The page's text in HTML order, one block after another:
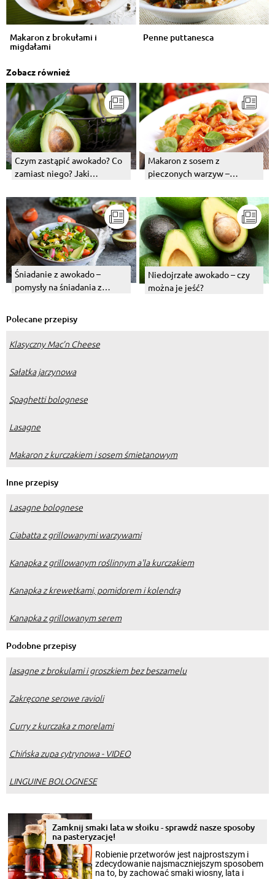
Makaron z brokułami i
migdałami
Penne puttanesca
Zobacz również
Czym zastąpić awokado? Co
zamiast niego? Jaki
Makaron z sosem z
pieczonych warzyw –
sos?
Śniadanie z awokado –
pomysły na śniadania z
Niedojrzałe awokado – czy
można je jeść?
Polecane przepisy
Klasyczny Mac’n Cheese
Sałatka jarzynowa
Spaghetti bolognese
Lasagne
Makaron z kurczakiem i sosem śmietanowym
Inne przepisy
Lasagne bolognese
Ciabatta z grillowanymi warzywami
Kanapka z grillowanym roślinnym a'la kurczakiem
Kanapka z krewetkami, pomidorem i kolendrą
Kanapka z grillowanym serem
Podobne przepisy
lasagne z brokulami i groszkiem bez beszamelu
Zakręcone serowe ravioli
Curry z kurczaka z morelami
Chińska zupa cytrynowa - VIDEO
LINGUINE BOLOGNESE
Zamknij smaki lata w słoiku - sprawdź nasze sposoby
na pasteryzację!
Robienie przetworów jest najprostszym i
zdecydowanie najsmaczniejszym sposobem
na to, by zachować smaki wiosny, lata i